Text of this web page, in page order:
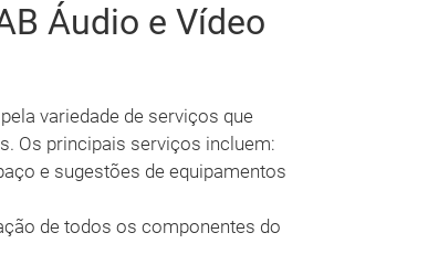
Áudio e Vídeo
variedade de serviços que
Os principais serviços incluem:
e sugestões de equipamentos
de todos os componentes do